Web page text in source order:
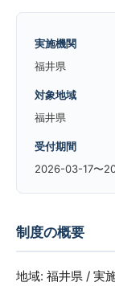
実施機関
福井県
対象地域
福井県
受付期間
2026-03-17〜
制度の概要
地域: 福井県 / 実